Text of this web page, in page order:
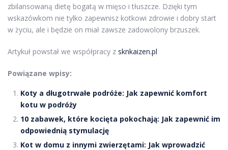
zbilansowaną dietę bogatą w mięso i tłuszcze. Dzięki tym
wskazówkom nie tylko zapewnisz kotkowi zdrowie i dobry start
w życiu, ale i będzie on miał zawsze zadowolony brzuszek.
Artykuł powstał we współpracy z sknkaizen.pl
Powiązane wpisy:
Koty a długotrwałe podróże: Jak zapewnić komfort
kotu w podróży
10 zabawek, które kocięta pokochają: Jak zapewnić im
odpowiednią stymulację
Kot w domu z innymi zwierzętami: Jak wprowadzić